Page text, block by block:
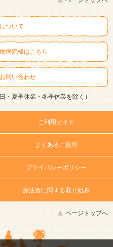
ついて
病院様はこちら
問い合わせ
・夏季休業・冬季休業を除く）
ご利用ガイド
よくあるご質問
プライバシーポリシー
療法食に関する取り組み
ページトップへ